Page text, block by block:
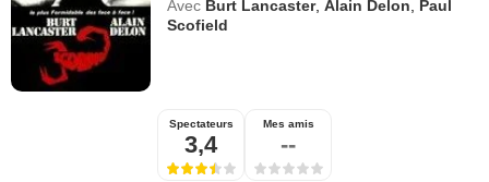
Avec Burt Lancaster,Alain Delon
Paul
Scofield
Spectateurs
3,4
Mes amis
--